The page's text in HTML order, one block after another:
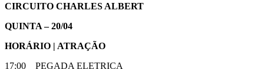
CIRCUITO CHARLES ALBERT
QUINTA – 20/04
HORÁRIO | ATRAÇÃO
17:00 PEGADA ELETRICA